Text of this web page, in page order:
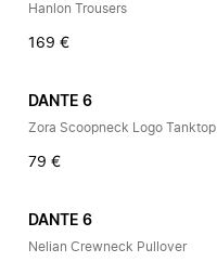
Hanlon Trousers
169 €
DANTE 6
Zora Scoopneck Logo Tanktop
79 €
DANTE 6
Nelian Crewneck Pullover